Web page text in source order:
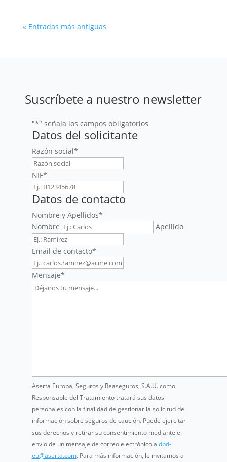
« Entradas más antiguas
Suscríbete a nuestro newsletter
"*" señala los campos obligatorios
Datos del solicitante
Razón social*
NIF*
Datos de contacto
Nombre y Apellidos*
Nombre
Apellido
Email de contacto*
Mensaje*
Aserta Europa, Seguros y Reaseguros, S.A.U. como
Responsable del Tratamiento tratará sus datos
personales con la finalidad de gestionar la solicitud de
información sobre seguros de caución. Puede ejercitar
sus derechos y retirar su consentimiento mediante el
envío de un mensaje de correo electrónico a dpd-
eu@aserta.com. Para más información, le invitamos a